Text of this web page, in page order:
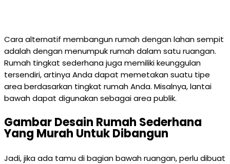
Cara alternatif membangun rumah dengan lahan sempit
adalah dengan menumpuk rumah dalam satu ruangan.
Rumah tingkat sederhana juga memiliki keunggulan
tersendiri, artinya Anda dapat memetakan suatu tipe
area berdasarkan tingkat rumah Anda. Misalnya, lantai
bawah dapat digunakan sebagai area publik.
Gambar Desain Rumah Sederhana
Yang Murah Untuk Dibangun
Jadi, jika ada tamu di bagian bawah ruangan, perlu dibuat